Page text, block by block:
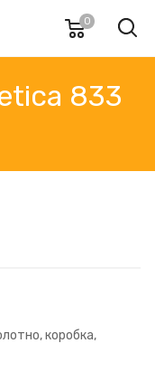
0
833
коробка,